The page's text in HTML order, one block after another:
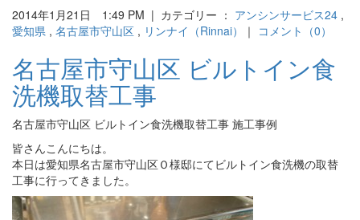
2014年1月21日 1:49 PM | カテゴリー ： アンシンサービス24 ,
愛知県 , 名古屋市守山区 , リンナイ（Rinnai） ｜ コメント（0）
名古屋市守山区 ビルトイン食
洗機取替工事
名古屋市守山区 ビルトイン食洗機取替工事 施工事例
皆さんこんにちは。
本日は愛知県名古屋市守山区Ｏ様邸にてビルトイン食洗機の取替
工事に行ってきました。